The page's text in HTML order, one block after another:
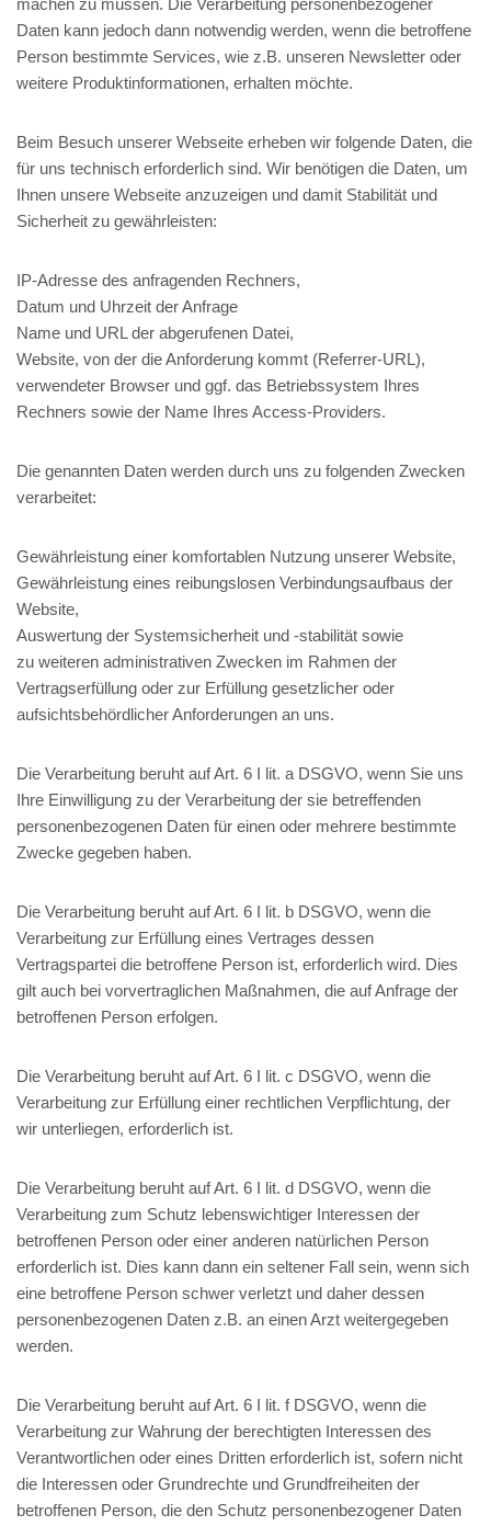
machen zu müssen. Die Verarbeitung personenbezogener
Daten kann jedoch dann notwendig werden, wenn die betroffene
Person bestimmte Services, wie z.B. unseren Newsletter oder
weitere Produktinformationen, erhalten möchte.
Beim Besuch unserer Webseite erheben wir folgende Daten, die
für uns technisch erforderlich sind. Wir benötigen die Daten, um
Ihnen unsere Webseite anzuzeigen und damit Stabilität und
Sicherheit zu gewährleisten:
IP-Adresse des anfragenden Rechners,
Datum und Uhrzeit der Anfrage
Name und URL der abgerufenen Datei,
Website, von der die Anforderung kommt (Referrer-URL),
verwendeter Browser und ggf. das Betriebssystem Ihres
Rechners sowie der Name Ihres Access-Providers.
Die genannten Daten werden durch uns zu folgenden Zwecken
verarbeitet:
Gewährleistung einer komfortablen Nutzung unserer Website,
Gewährleistung eines reibungslosen Verbindungsaufbaus der
Website,
Auswertung der Systemsicherheit und -stabilität sowie
zu weiteren administrativen Zwecken im Rahmen der
Vertragserfüllung oder zur Erfüllung gesetzlicher oder
aufsichtsbehördlicher Anforderungen an uns.
Die Verarbeitung beruht auf Art. 6 I lit. a DSGVO, wenn Sie uns
Ihre Einwilligung zu der Verarbeitung der sie betreffenden
personenbezogenen Daten für einen oder mehrere bestimmte
Zwecke gegeben haben.
Die Verarbeitung beruht auf Art. 6 I lit. b DSGVO, wenn die
Verarbeitung zur Erfüllung eines Vertrages dessen
Vertragspartei die betroffene Person ist, erforderlich wird. Dies
gilt auch bei vorvertraglichen Maßnahmen, die auf Anfrage der
betroffenen Person erfolgen.
Die Verarbeitung beruht auf Art. 6 I lit. c DSGVO, wenn die
Verarbeitung zur Erfüllung einer rechtlichen Verpflichtung, der
wir unterliegen, erforderlich ist.
Die Verarbeitung beruht auf Art. 6 I lit. d DSGVO, wenn die
Verarbeitung zum Schutz lebenswichtiger Interessen der
betroffenen Person oder einer anderen natürlichen Person
erforderlich ist. Dies kann dann ein seltener Fall sein, wenn sich
eine betroffene Person schwer verletzt und daher dessen
personenbezogenen Daten z.B. an einen Arzt weitergegeben
werden.
Die Verarbeitung beruht auf Art. 6 I lit. f DSGVO, wenn die
Verarbeitung zur Wahrung der berechtigten Interessen des
Verantwortlichen oder eines Dritten erforderlich ist, sofern nicht
die Interessen oder Grundrechte und Grundfreiheiten der
betroffenen Person, die den Schutz personenbezogener Daten